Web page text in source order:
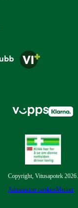
Copyright, Vitusapotek 2026.
Administrer cookiesMerker